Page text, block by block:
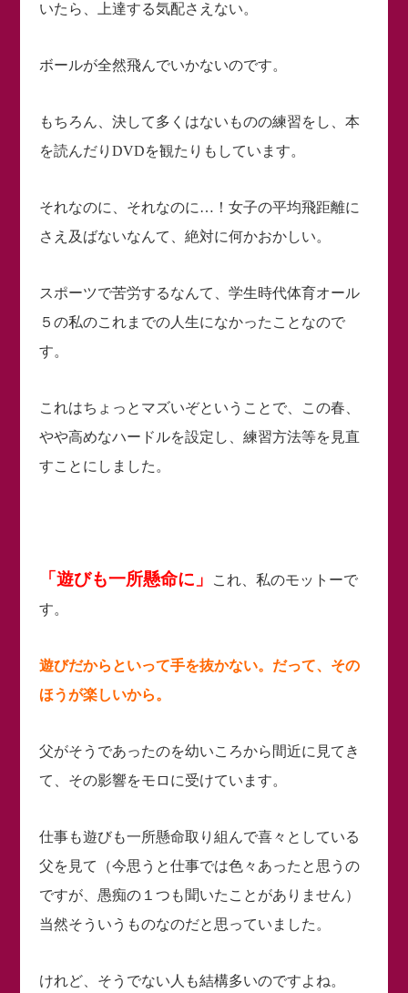
いたら、上達する気配さえない。
ボールが全然飛んでいかないのです。
もちろん、決して多くはないものの練習をし、本
を読んだりDVDを観たりもしています。
それなのに、それなのに…！女子の平均飛距離に
さえ及ばないなんて、絶対に何かおかしい。
スポーツで苦労するなんて、学生時代体育オール
５の私のこれまでの人生になかったことなので
す。
これはちょっとマズいぞということで、この春、
やや高めなハードルを設定し、練習方法等を見直
すことにしました。
「遊びも一所懸命に」
これ、私のモットーで
す。
遊びだからといって手を抜かない。だって、その
ほうが楽しいから。
父がそうであったのを幼いころから間近に見てき
て、その影響をモロに受けています。
仕事も遊びも一所懸命取り組んで喜々としている
父を見て（今思うと仕事では色々あったと思うの
ですが、愚痴の１つも聞いたことがありません）
当然そういうものなのだと思っていました。
けれど、そうでない人も結構多いのですよね。